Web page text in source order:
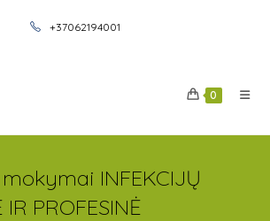
+37062194001
0
INFEKCIJŲ
PROFESINĖ